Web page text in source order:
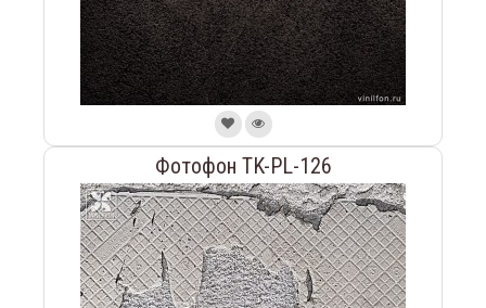
Фотофон TK-PL-126